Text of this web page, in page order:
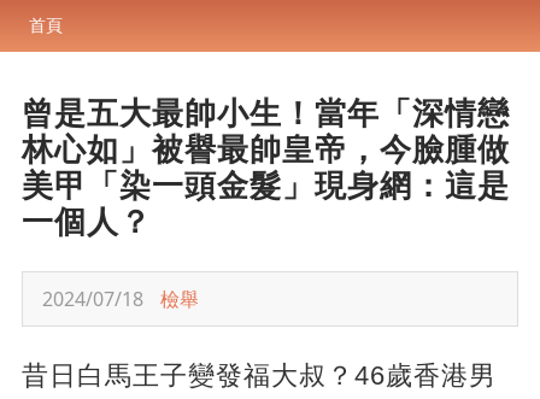
首頁
曾是五大最帥小生！當年「深情戀
林心如」被譽最帥皇帝，今臉腫做
美甲「染一頭金髮」現身網：這是
一個人？
2024/07/18 檢舉
昔日白馬王子變發福大叔？46歲香港男